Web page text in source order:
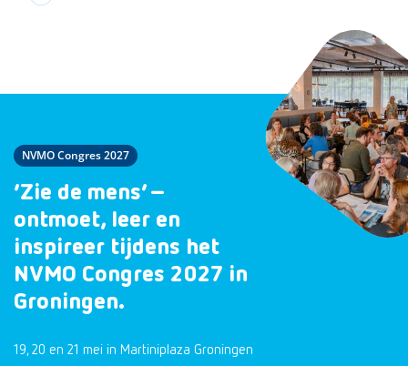
NVMO Congres 2027
‘Zie de mens’ –
ontmoet, leer en
inspireer tijdens het
NVMO Congres 2027 in
Groningen.
19, 20 en 21 mei in Martiniplaza Groningen